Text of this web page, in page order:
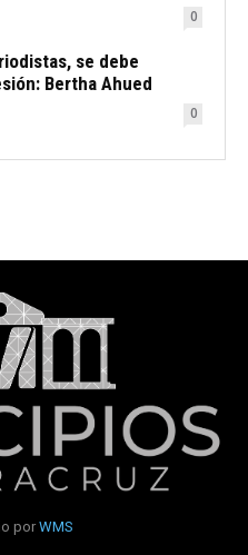
0
se debe
Bertha Ahued
0
por WMS